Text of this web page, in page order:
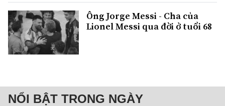
Ông Jorge Messi - Cha của
Lionel Messi qua đời ở tuổi 68
NỔI BẬT TRONG NGÀY